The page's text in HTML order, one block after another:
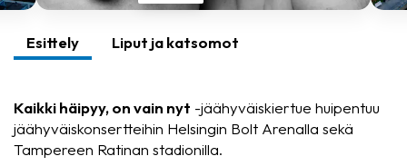
Esittely Liput ja katsomot
Kaikki häipyy, on vain nyt -jäähyväiskiertue huipentuu
jäähyväiskonsertteihin Helsingin Bolt Arenalla sekä
Tampereen Ratinan stadionilla.